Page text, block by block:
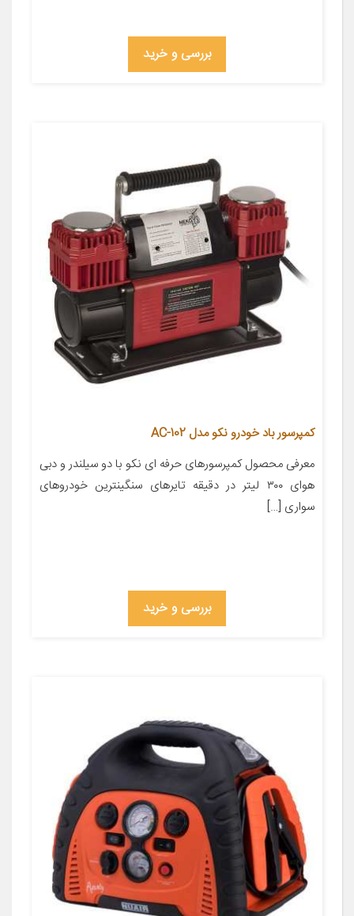
بررسی و خرید
کمپرسور باد خودرو نکو مدل AC-102
معرفی محصول کمپرسورهای حرفه ای نکو با دو سیلندر و دبی
هوای ۳۰۰ لیتر در دقیقه تایرهای سنگینترین خودروهای
سواری […]
بررسی و خرید